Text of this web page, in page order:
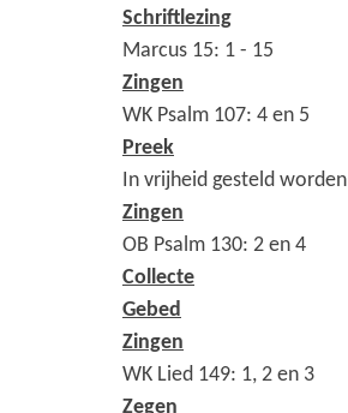
Schriftlezing
Marcus 15: 1 - 15
Zingen
WK Psalm 107: 4 en 5
Preek
In vrijheid gesteld worden
Zingen
OB Psalm 130: 2 en 4
Collecte
Gebed
Zingen
WK Lied 149: 1, 2 en 3
Zegen